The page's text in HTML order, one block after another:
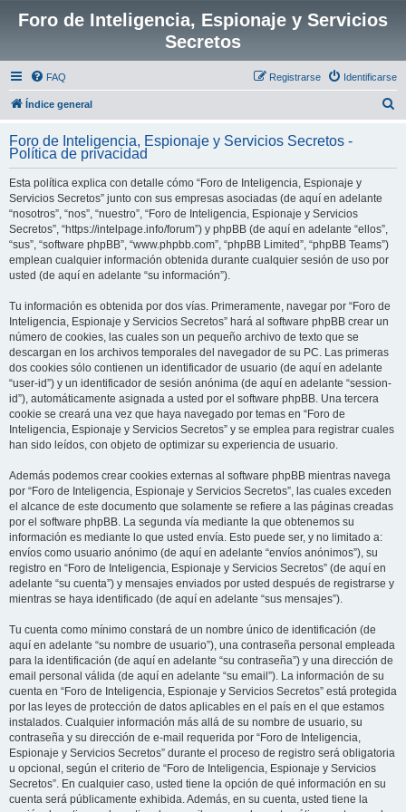
Foro de Inteligencia, Espionaje y Servicios
Secretos
FAQ Identificarse
Registrarse
Índice general
c
Foro de Inteligencia, Espionaje y Servicios Secretos -
Política de privacidad
Esta política explica con detalle cómo “Foro de Inteligencia, Espionaje y
Servicios Secretos” junto con sus empresas asociadas (de aquí en adelante
“nosotros”, “nos”, “nuestro”, “Foro de Inteligencia, Espionaje y Servicios
Secretos”, “https://intelpage.info/forum”) y phpBB (de aquí en adelante “ellos”,
“sus”, “software phpBB”, “www.phpbb.com”, “phpBB Limited”, “phpBB Teams”)
emplean cualquier información obtenida durante cualquier sesión de uso por
usted (de aquí en adelante “su información”).
Tu información es obtenida por dos vías. Primeramente, navegar por “Foro de
Inteligencia, Espionaje y Servicios Secretos” hará al software phpBB crear un
número de cookies, las cuales son un pequeño archivo de texto que se
descargan en los archivos temporales del navegador de su PC. Las primeras
dos cookies sólo contienen un identificador de usuario (de aquí en adelante
“user-id”) y un identificador de sesión anónima (de aquí en adelante “session-
id”), automáticamente asignada a usted por el software phpBB. Una tercera
cookie se creará una vez que haya navegado por temas en “Foro de
Inteligencia, Espionaje y Servicios Secretos” y se emplea para registrar cuales
han sido leídos, con objeto de optimizar su experiencia de usuario.
Además podemos crear cookies externas al software phpBB mientras navega
por “Foro de Inteligencia, Espionaje y Servicios Secretos”, las cuales exceden
el alcance de este documento que solamente se refiere a las páginas creadas
por el software phpBB. La segunda vía mediante la que obtenemos su
información es mediante lo que usted envía. Esto puede ser, y no limitado a:
envíos como usuario anónimo (de aquí en adelante “envíos anónimos”), su
registro en “Foro de Inteligencia, Espionaje y Servicios Secretos” (de aquí en
adelante “su cuenta”) y mensajes enviados por usted después de registrarse y
mientras se haya identificado (de aquí en adelante “sus mensajes”).
Tu cuenta como mínimo constará de un nombre único de identificación (de
aquí en adelante “su nombre de usuario”), una contraseña personal empleada
para la identificación (de aquí en adelante “su contraseña”) y una dirección de
email personal válida (de aquí en adelante “su email”). La información de su
cuenta en “Foro de Inteligencia, Espionaje y Servicios Secretos” está protegida
por las leyes de protección de datos aplicables en el país en el que estamos
instalados. Cualquier información más allá de su nombre de usuario, su
contraseña y su dirección de e-mail requerida por “Foro de Inteligencia,
Espionaje y Servicios Secretos” durante el proceso de registro será obligatoria
u opcional, según el criterio de “Foro de Inteligencia, Espionaje y Servicios
Secretos”. En cualquier caso, usted tiene la opción de qué información en su
cuenta será públicamente exhibida. Además, en su cuenta, usted tiene la